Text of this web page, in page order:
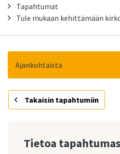
Tapahtumat
Tule mukaan kehittämään
Ajankohtaista
Takaisin tapahtumiin
Tietoa